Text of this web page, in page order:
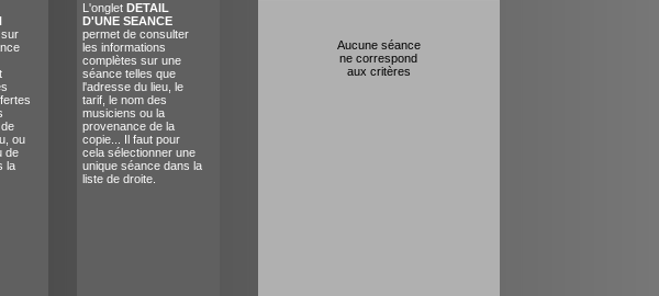
ou
de
la
L'onglet DETAIL
D'UNE SEANCE
permet de consulter
les informations
complètes sur une
séance telles que
l'adresse du lieu, le
tarif, le nom des
musiciens ou la
provenance de la
copie... Il faut pour
cela sélectionner une
unique séance dans la
liste de droite.
Aucune séance
ne correspond
aux critères